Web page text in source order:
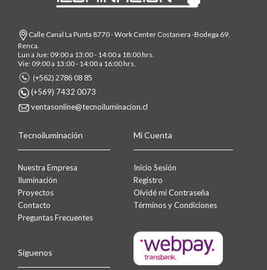
Calle Canal La Punta 8770 - Work Center Costanera -Bodega 69,
Renca.
Lun a Jue: 09:00 a 13:00 - 14:00 a 18:00 hrs.
Vie: 09:00 a 13:00 - 14:00 a 16:00 hrs.
(+562) 2786 08 85
(+569) 7432 0073
ventasonline@tecnoiluminacion.cl
Tecnoiluminación
Nuestra Empresa
Iluminación
Proyectos
Contacto
Preguntas Frecuentes
Síguenos
Mi Cuenta
Inicio Sesión
Registro
Olvidé mi Contraseña
Términos y Condiciones